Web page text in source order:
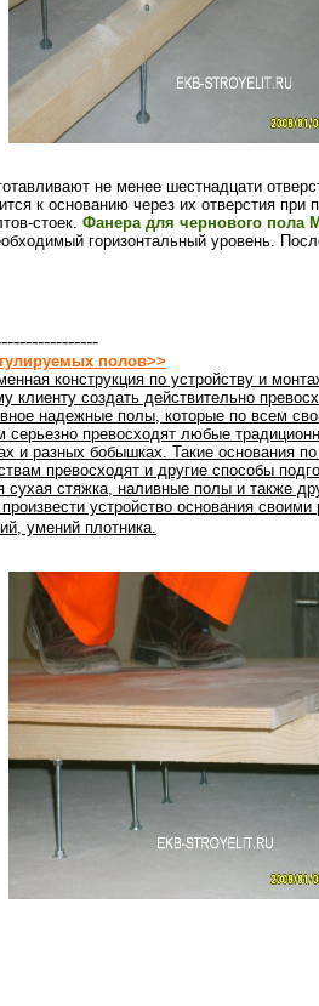
не менее шестнадцати
к основанию через их отверстия
стоек. Фанера для чернового пола
горизонтальный уровень.
полов>>
конструкция по устройству и
клиенту создать действительно
надежные полы, которые по всем
серьезно превосходят любые
и разных бобышках. Такие основания
превосходят и другие способы
сухая стяжка, наливные полы и также
устройство основания
умений плотника.